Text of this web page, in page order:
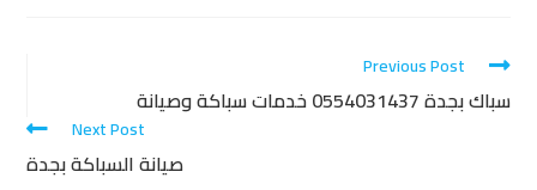
Previous Post
سباك بجدة 0554031437 خدمات سباكة وصيانة
Next Post
صيانة السباكة بجدة